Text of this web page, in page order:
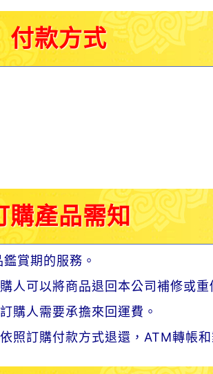
付款方式
購產品需知
賞期的服務。
人可以將商品退回本公司補修或
購人需要承擔來回運費。
照訂購付款方式退還，ATM轉帳